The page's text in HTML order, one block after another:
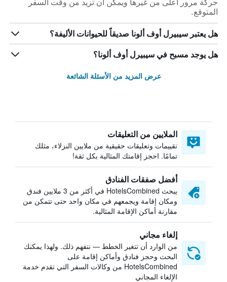
حركة مرور أعلى من غيرها ويمكن أن تزيد من وقت السفر
المتوقع.
هل يعتبر سيبيرل أوف ألونا صديقاً للحيوانات الأليفة؟
هل يوجد مسبح في سيبيرل أوف ألونا؟
عرض المزيد من الأسئلة الشائعة
الملايين من التعليقات
تقييمات وتعليقات حقيقية من ملايين النزلاء، مثلك
تمامًا. احجز إقامتك المثالية بكل ثقة!
أفضل صفقات الفنادق
يبحث HotelsCombined في أكثر من 3 ملايين فندق
ومكان إقامة ويجمعهم في مكان واحد حتى تتمكن من
مقارنة أماكن الإقامة المثالية.
إلغاء مجاني
من الوارد أن تتغير الخطط — نتفهم ذلك. ولهذا يمكنك
البحث وحجز فنادق وأماكن إقامة على
HotelsCombined من وكالات السفر التي تقدم خدمة
الإلغاء المجاني